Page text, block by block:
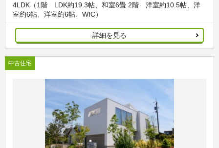
4LDK（1階 LDK約19.3帖、和室6畳 2階 洋室約10.5帖、洋
室約6帖、洋室約6帖、WIC）
詳細を見る
中古住宅